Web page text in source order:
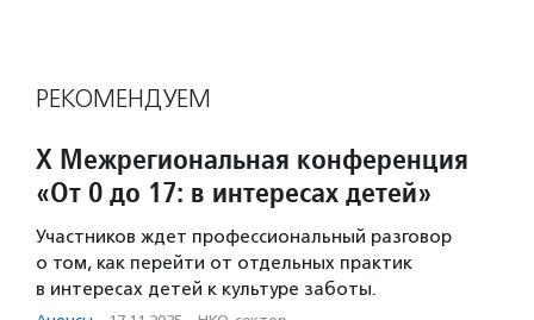
РЕКОМЕНДУЕМ
X Межрегиональная конференция
«От 0 до 17: в интересах детей»
Участников ждет профессиональный разговор
о том, как перейти от отдельных практик
в интересах детей к культуре заботы.